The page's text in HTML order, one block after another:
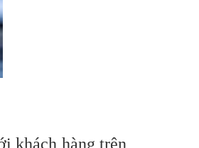
khách hàng trên